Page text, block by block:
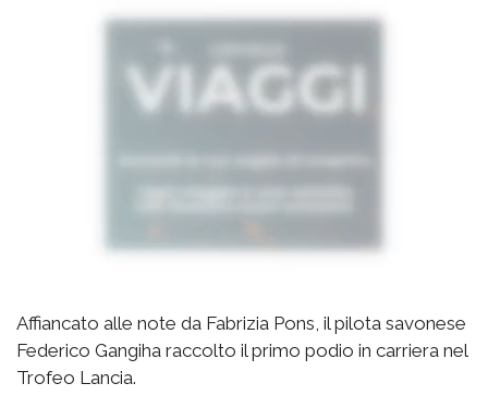
Affiancato alle note da Fabrizia Pons, il pilota savonese
Federico Gangiha raccolto il primo podio in carriera nel
Trofeo Lancia.